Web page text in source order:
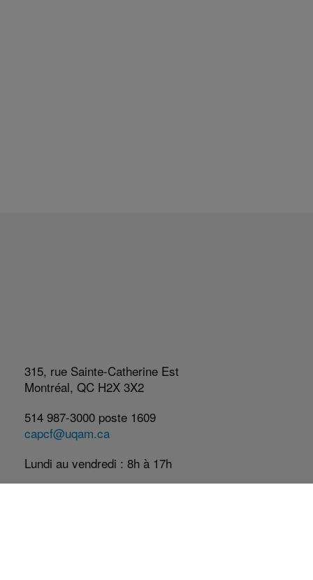
315, rue Sainte-Catherine Est
Montréal, QC H2X 3X2
514 987-3000 poste 1609
capcf@uqam.ca
Lundi au vendredi : 8h à 17h